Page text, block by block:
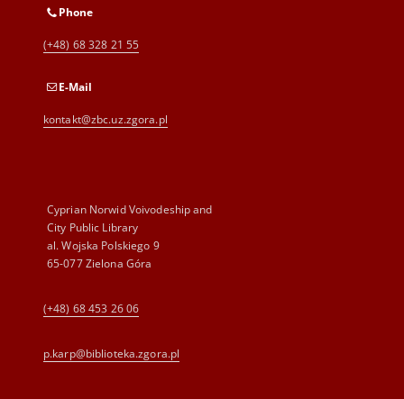
Phone
(+48) 68 328 21 55
E-Mail
kontakt@zbc.uz.zgora.pl
Cyprian Norwid Voivodeship and
City Public Library
al. Wojska Polskiego 9
65-077 Zielona Góra
(+48) 68 453 26 06
p.karp@biblioteka.zgora.pl